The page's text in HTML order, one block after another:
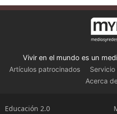
Vivir en el mundo es un
Artículos patrocinados
Acerca
Educación 2.0